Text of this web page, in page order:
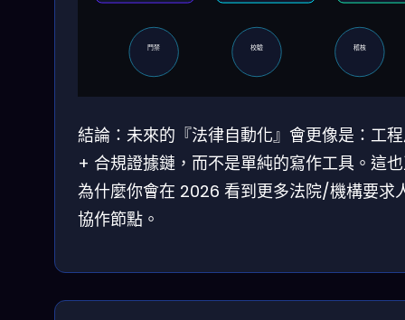
門禁 校驗 稽核
結論：未來的『法律自動化』會更像是：工
+ 合規證據鏈，而不是單純的寫作工具。這
為什麼你會在 2026 看到更多法院/機構要求
協作節點。